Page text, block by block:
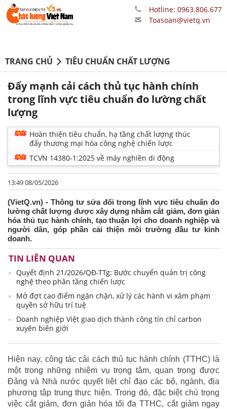
Hotline: 0963.806.677
Toasoan@vietq.vn
TRANG CHỦ TIÊU CHUẨN CHẤT LƯỢNG
Đẩy mạnh cải cách thủ tục hành chính
trong lĩnh vực tiêu chuẩn đo lường chất
lượng
Hoàn thiện tiêu chuẩn, hạ tầng chất lượng thúc
đẩy thương mại hóa công nghệ chiến lược
TCVN 14380-1:2025 về máy nghiền di động
13:49 08/05/2026
(VietQ.vn) - Thông tư sửa đổi trong lĩnh vực tiêu chuẩn đo
lường chất lượng được xây dựng nhằm cắt giảm, đơn giản
hóa thủ tục hành chính, tạo thuận lợi cho doanh nghiệp và
người dân, góp phần cải thiện môi trường đầu tư kinh
doanh.
TIN LIÊN QUAN
Quyết định 21/2026/QĐ-TTg: Bước chuyển quản trị công
nghệ theo phân tầng chiến lược
Mở đợt cao điểm ngăn chặn, xử lý các hành vi xâm phạm
quyền sở hữu trí tuệ
Doanh nghiệp Việt giao dịch thành công tín chỉ carbon
xuyên biên giới
Hiện nay, công tác cải cách thủ tục hành chính (TTHC) là
một trong những nhiệm vụ trọng tâm, quan trọng được
Đảng và Nhà nước quyết liệt chỉ đạo các bộ, ngành, địa
phương tập trung thực hiện. Trong đó, đặc biệt chú trọng
việc cắt giảm, đơn giản hóa tối đa TTHC, cắt giảm ngay